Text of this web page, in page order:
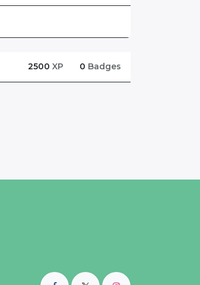
2500 XP 0 Badges